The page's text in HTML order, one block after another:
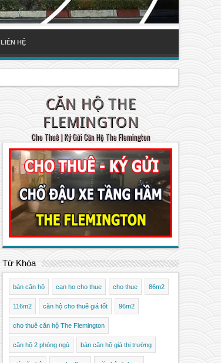
LIÊN HỆ
CĂN HỘ THE
FLEMINGTON
Cho Thuê | Ký Gửi Căn Hộ The Flemington
Từ Khóa
bán căn hộ can ho cho thue cho thue 86m2
116m2 căn hộ cho thuê giá tốt 96m2
cho thuê căn hộ The Flemington
căn hộ 2 phòng ngủ bán căn hộ giá thị trường